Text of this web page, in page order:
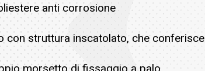
anti corrosione
con struttura inscatolato, che conferisce